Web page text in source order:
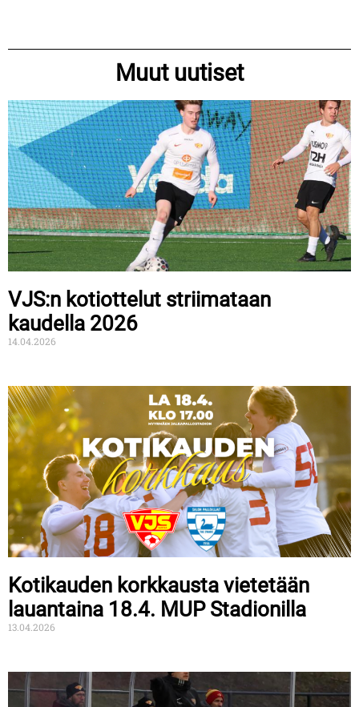
Muut uutiset
VJS:n kotiottelut striimataan
kaudella 2026
14.04.2026
Kotikauden korkkausta vietetään
lauantaina 18.4. MUP Stadionilla
13.04.2026